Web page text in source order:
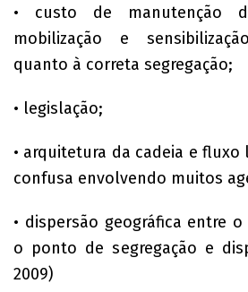
• custo de manutenção
mobilização e
quanto à correta segregação;
• legislação;
• arquitetura da cadeia e
confusa envolvendo muitos
• dispersão geográfica entre
o ponto de segregação e
2009)